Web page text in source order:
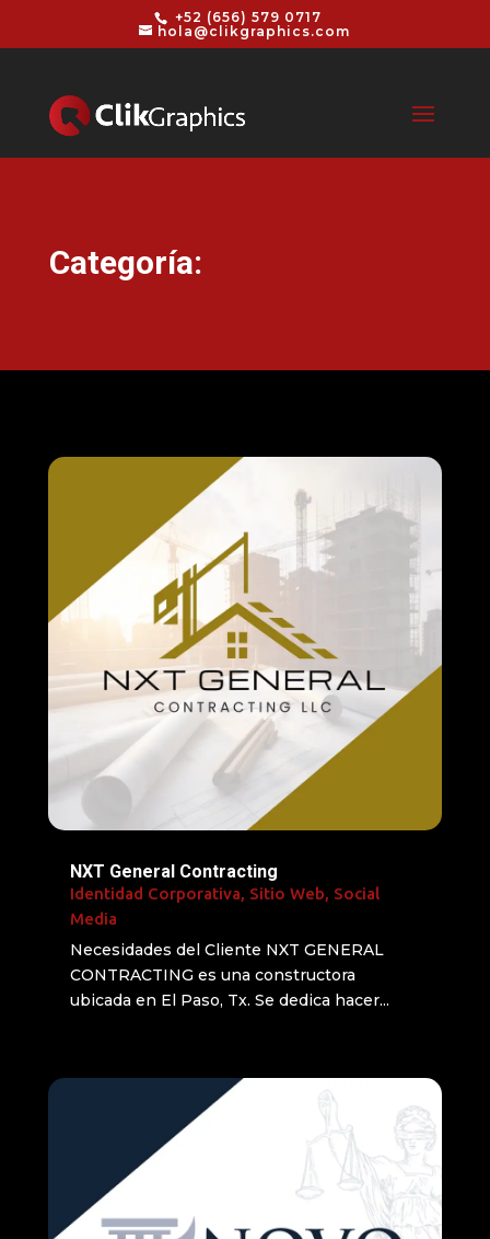
+52 (656) 579 0717
hola@clikgraphics.com
Categoría:
NXT General Contracting
Identidad Corporativa, Sitio Web, Social
Media
Necesidades del Cliente NXT GENERAL
CONTRACTING es una constructora
ubicada en El Paso, Tx. Se dedica hacer...